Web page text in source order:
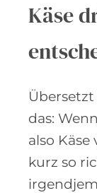
Käse
das:
also
kurz so